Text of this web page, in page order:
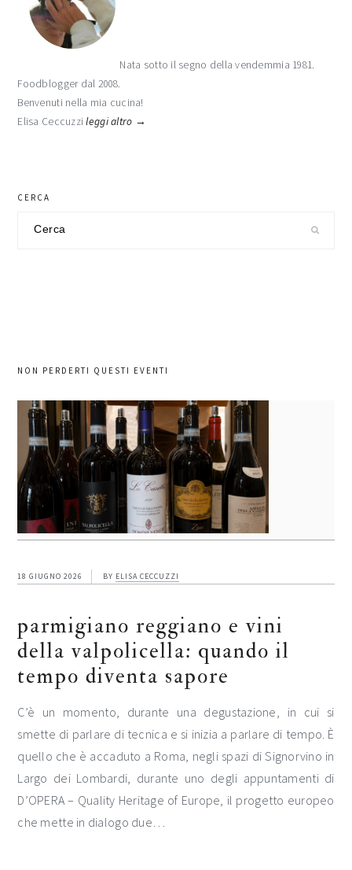
primaria
Nata sotto il segno della vendemmia 1981.
Foodblogger dal 2008.
Benvenuti nella mia cucina!
Elisa Ceccuzzileggi altro →
CERCA
NON PERDERTI QUESTI EVENTI
18 GIUGNO 2026 BY ELISA CECCUZZI
parmigiano reggiano e vini
della valpolicella: quando il
tempo diventa sapore
C’è un momento, durante una degustazione, in cui si
smette di parlare di tecnica e si inizia a parlare di tempo. È
quello che è accaduto a Roma, negli spazi di Signorvino in
Largo dei Lombardi, durante uno degli appuntamenti di
D’OPERA – Quality Heritage of Europe, il progetto europeo
che mette in dialogo due…